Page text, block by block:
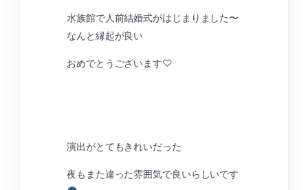
水族館で人前結婚式がはじまりました〜
なんと縁起が良い
おめでとうございます♡
演出がとてもきれいだった
夜もまた違った雰囲気で良いらしいです